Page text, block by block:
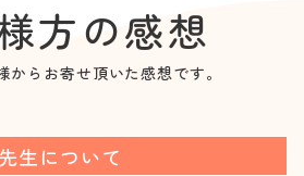
方の感想
からお寄せ頂いた感想です。
先生について